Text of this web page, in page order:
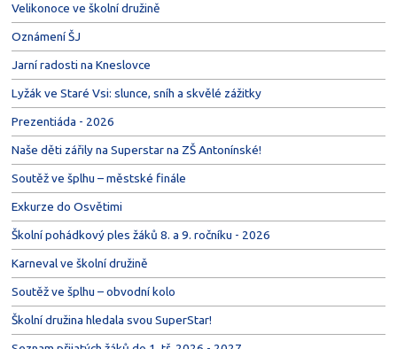
Velikonoce ve školní družině
Oznámení ŠJ
Jarní radosti na Kneslovce
Lyžák ve Staré Vsi: slunce, sníh a skvělé zážitky
Prezentiáda - 2026
Naše děti zářily na Superstar na ZŠ Antonínské!
Soutěž ve šplhu – městské finále
Exkurze do Osvětimi
Školní pohádkový ples žáků 8. a 9. ročníku - 2026
Karneval ve školní družině
Soutěž ve šplhu – obvodní kolo
Školní družina hledala svou SuperStar!